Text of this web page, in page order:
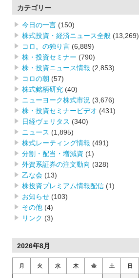
カテゴリー
今日の一言 (150)
株式投資・経済ニュース全般 (13,269)
コロ。の独り言 (6,889)
株・投資セミナー (790)
株・投資ニュース情報 (2,853)
コロの朝 (57)
株式銘柄研究 (40)
ニューヨーク株式市況 (3,676)
株・投資セミナービデオ (431)
日経ヴェリタス (340)
ニュース (1,895)
株式レーティング情報 (491)
分割・配当・増減資 (1)
外資系証券の注文動向 (328)
乙な会 (13)
株投資プレミアム情報配信 (1)
お知らせ (103)
その他 (4)
リンク (3)
2026年8月
月 火 水 木 金 土 日